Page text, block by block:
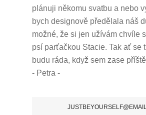
plánuji někomu svatbu a nebo
bych designově předělala náš
možné, že si jen užívám chvíle
psí parťačkou Stacie. Tak ať se
budu ráda, když sem zase
- Petra -